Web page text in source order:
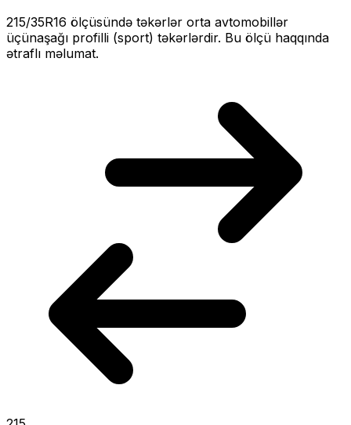
215/35R16 ölçüsündə təkərlər orta avtomobillər
üçünaşağı profilli (sport) təkərlərdir. Bu ölçü haqqında
ətraflı məlumat.